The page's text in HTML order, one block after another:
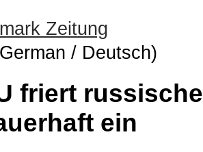
Zeitung
/ Deutsch)
friert
ein